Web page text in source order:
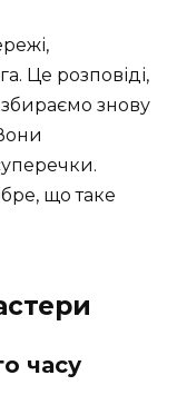
Це розповіді,
знову
що таке
часу